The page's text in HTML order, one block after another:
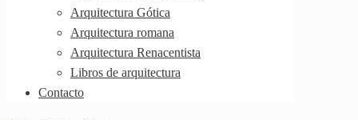
Arquitectura Gótica
Arquitectura romana
Arquitectura Renacentista
Libros de arquitectura
Contacto